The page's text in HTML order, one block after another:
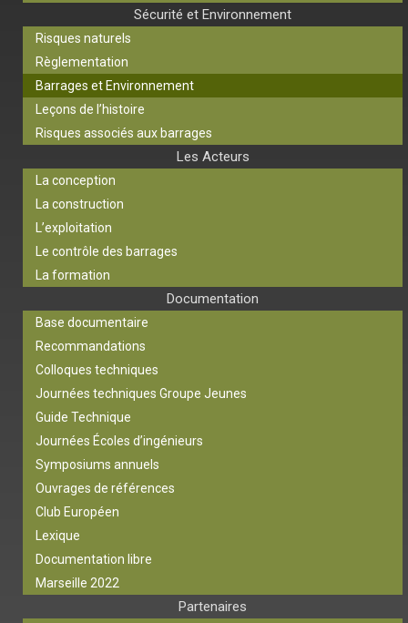
Sécurité et Environnement
Risques naturels
Règlementation
Barrages et Environnement
Leçons de l’histoire
Risques associés aux barrages
Les Acteurs
La conception
La construction
L’exploitation
Le contrôle des barrages
La formation
Documentation
Base documentaire
Recommandations
Colloques techniques
Journées techniques Groupe Jeunes
Guide Technique
Journées Écoles d’ingénieurs
Symposiums annuels
Ouvrages de références
Club Européen
Lexique
Documentation libre
Marseille 2022
Partenaires